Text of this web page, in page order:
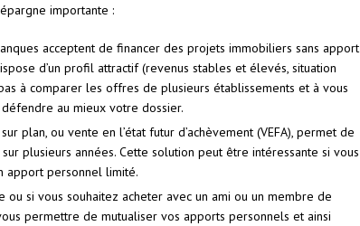
importante :
acceptent de financer des projets immobiliers sans apport
d’un profil attractif (revenus stables et élevés, situation
à comparer les offres de plusieurs établissements et à vous
au mieux votre dossier.
sur plan, ou vente en l’état futur d’achèvement (VEFA), permet de
plusieurs années. Cette solution peut être intéressante si vous
apport personnel limité.
ou si vous souhaitez acheter avec un ami ou un membre de
permettre de mutualiser vos apports personnels et ainsi